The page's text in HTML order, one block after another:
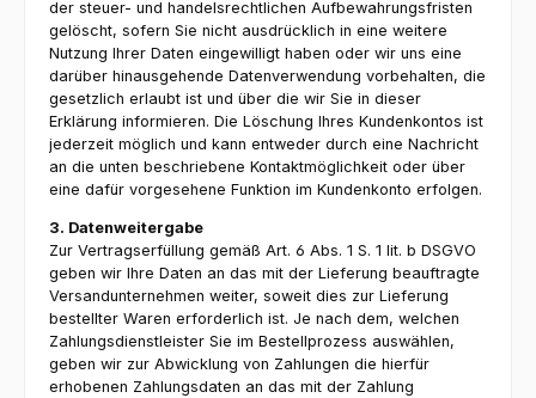
der steuer- und handelsrechtlichen Aufbewahrungsfristen
gelöscht, sofern Sie nicht ausdrücklich in eine weitere
Nutzung Ihrer Daten eingewilligt haben oder wir uns eine
darüber hinausgehende Datenverwendung vorbehalten, die
gesetzlich erlaubt ist und über die wir Sie in dieser
Erklärung informieren. Die Löschung Ihres Kundenkontos ist
jederzeit möglich und kann entweder durch eine Nachricht
an die unten beschriebene Kontaktmöglichkeit oder über
eine dafür vorgesehene Funktion im Kundenkonto erfolgen.
3. Datenweitergabe
Zur Vertragserfüllung gemäß Art. 6 Abs. 1 S. 1 lit. b DSGVO
geben wir Ihre Daten an das mit der Lieferung beauftragte
Versandunternehmen weiter, soweit dies zur Lieferung
bestellter Waren erforderlich ist. Je nach dem, welchen
Zahlungsdienstleister Sie im Bestellprozess auswählen,
geben wir zur Abwicklung von Zahlungen die hierfür
erhobenen Zahlungsdaten an das mit der Zahlung